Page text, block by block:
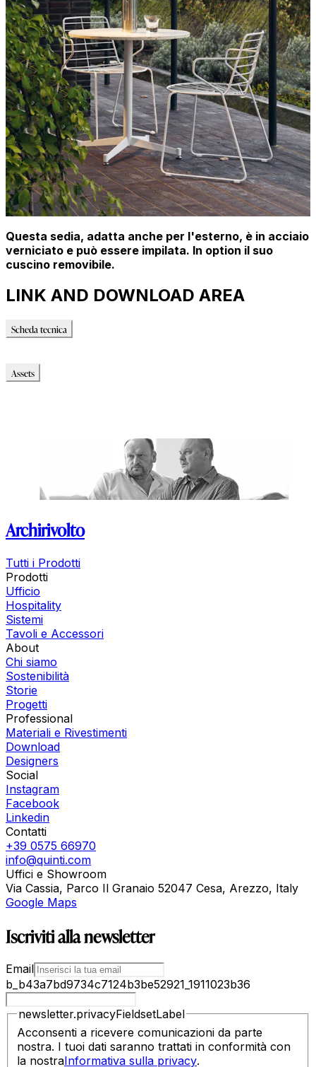
Questa sedia, adatta anche per l'esterno, è in acciaio
verniciato e può essere impilata. In option il suo
cuscino removibile.
LINK AND DOWNLOAD AREA
Scheda tecnica
Assets
Archirivolto
Tutti i Prodotti
Prodotti
Ufficio
Hospitality
Sistemi
Tavoli e Accessori
About
Chi siamo
Sostenibilità
Storie
Progetti
Professional
Materiali e Rivestimenti
Download
Designers
Social
Instagram
Facebook
Linkedin
Contatti
+39 0575 66970
info@quinti.com
Uffici e Showroom
Via Cassia, Parco Il Granaio 52047 Cesa, Arezzo, Italy
Google Maps
Iscriviti alla newsletter
Email
b_b43a7bd9734c7124b3be52921_1911023b36
newsletter.privacyFieldsetLabel
Acconsenti a ricevere comunicazioni da parte
nostra. I tuoi dati saranno trattati in conformità con
la nostraInformativa sulla privacy.